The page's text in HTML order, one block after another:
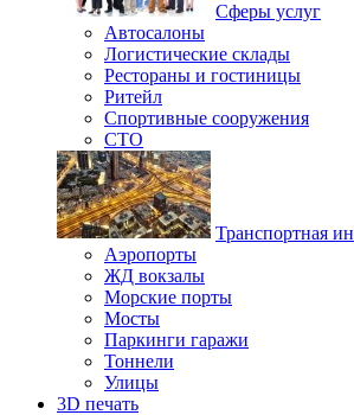
Сферы услуг
Автосалоны
Логистические склады
Рестораны и гостиницы
Ритейл
Спортивные сооружения
СТО
Транспортная
Аэропорты
ЖД вокзалы
Морские порты
Мосты
Паркинги гаражи
Тоннели
Улицы
3D печать